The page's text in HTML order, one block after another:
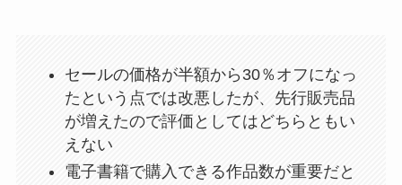
セールの価格が半額から30％オフになっ
たという点では改悪したが、先行販売品
が増えたので評価としてはどちらともい
えない
電子書籍で購入できる作品数が重要だと